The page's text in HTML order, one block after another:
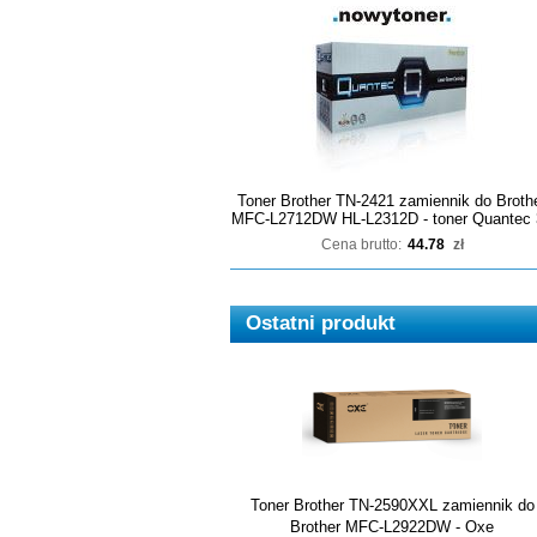
Toner Brother TN-2421 zamiennik do
MFC-L2712DW HL-L2312D - toner Quantec
Cena brutto: 44.78 zł
Ostatni produkt
Toner Brother TN-2590XXL zamiennik do
Brother MFC-L2922DW - Oxe